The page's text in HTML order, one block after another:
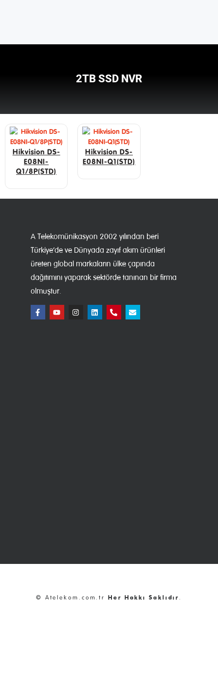
2TB SSD NVR
Hikvision DS-
E08NI-
Q1/8P(STD)
Hikvision DS-
E08NI-Q1(STD)
A Telekomünikasyon 2002 yılından beri
Türkiye’de ve Dünyada zayıf akım ürünleri
üreten global markaların ülke çapında
dağıtımını yaparak sektörde tanınan bir firma
olmuştur.
© Atelekom.com.trHer Hakkı Saklıdır .